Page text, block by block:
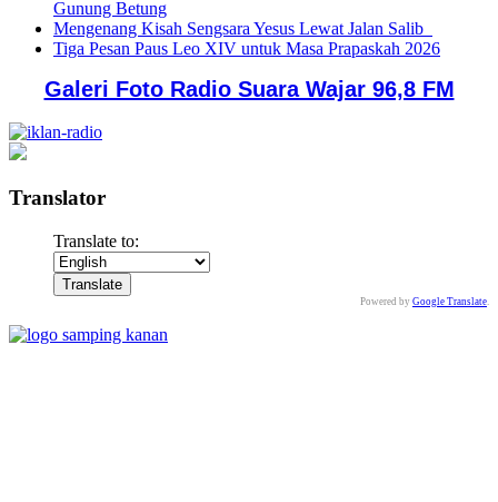
Gunung Betung
Mengenang Kisah Sengsara Yesus Lewat Jalan Salib
Tiga Pesan Paus Leo XIV untuk Masa Prapaskah 2026
Galeri Foto Radio Suara Wajar 96,8 FM
Translator
Translate to:
Powered by Google Translate